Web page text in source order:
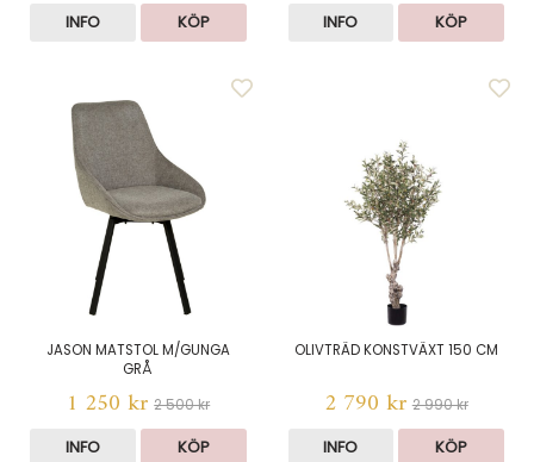
INFO KÖP INFO KÖP
JASON MATSTOL M/GUNGA
GRÅ
1 250 kr 2 500 kr
INFO KÖP
OLIVTRÄD KONSTVÄXT 150 CM
2 790 kr 2 990 kr
INFO KÖP